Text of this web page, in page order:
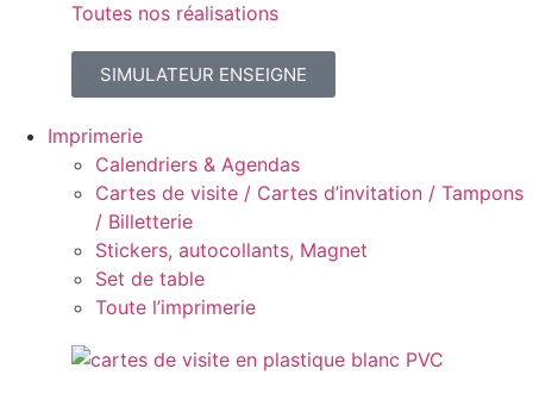
Toutes nos réalisations
SIMULATEUR ENSEIGNE
Imprimerie
Calendriers & Agendas
Cartes de visite / Cartes d’invitation / Tampons
/ Billetterie
Stickers, autocollants, Magnet
Set de table
Toute l’imprimerie